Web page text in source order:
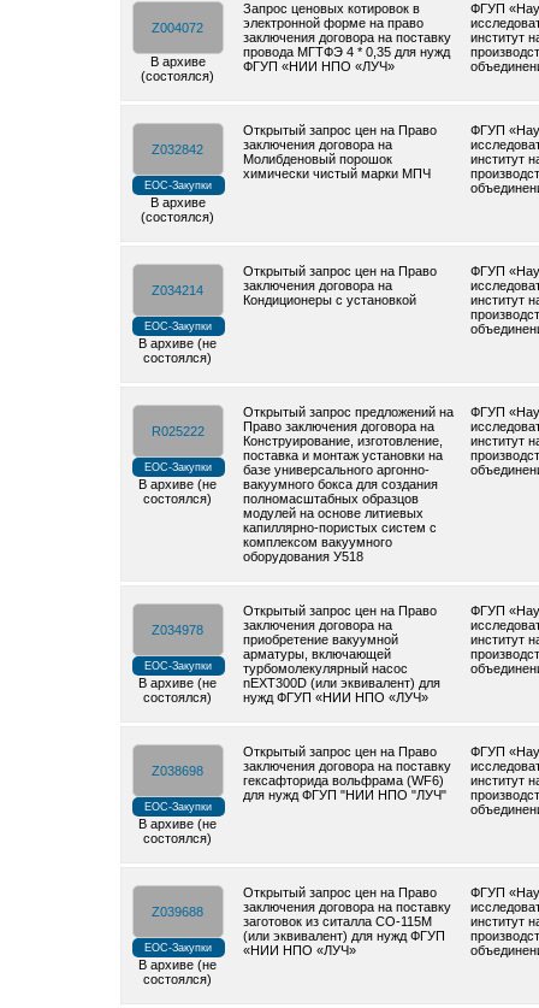
Z004072
В архиве
(состоялся)
Запрос ценовых котировок в
электронной форме на право
заключения договора на поставку
провода МГТФЭ 4 * 0,35 для нужд
ФГУП «НИИ НПО «ЛУЧ»
ФГУП
институт
Z032842
ЕОС-Закупки
В архиве
(состоялся)
Открытый запрос цен на Право
заключения договора на
Молибденовый порошок
химически чистый марки МПЧ
ФГУП
институт
Z034214
ЕОС-Закупки
В архиве (не
состоялся)
Открытый запрос цен на Право
заключения договора на
Кондиционеры с установкой
ФГУП
институт
R025222
ЕОС-Закупки
В архиве (не
состоялся)
Открытый запрос предложений на
Право заключения договора на
Конструирование, изготовление,
поставка и монтаж установки на
базе универсального аргонно-
вакуумного бокса для создания
полномасштабных образцов
модулей на основе литиевых
капиллярно-пористых систем с
комплексом вакуумного
оборудования У518
ФГУП
институт
Z034978
ЕОС-Закупки
В архиве (не
состоялся)
Открытый запрос цен на Право
заключения договора на
приобретение вакуумной
арматуры, включающей
турбомолекулярный насос
nEXT300D (или эквивалент) для
нужд ФГУП «НИИ НПО «ЛУЧ»
ФГУП
институт
Z038698
ЕОС-Закупки
В архиве (не
состоялся)
Открытый запрос цен на Право
заключения договора на поставку
гексафторида вольфрама (WF6)
для нужд ФГУП "НИИ НПО "ЛУЧ"
ФГУП
институт
Z039688
ЕОС-Закупки
В архиве (не
состоялся)
Открытый запрос цен на Право
заключения договора на поставку
заготовок из ситалла СО-115М
(или эквивалент) для нужд ФГУП
«НИИ НПО «ЛУЧ»
ФГУП
институт